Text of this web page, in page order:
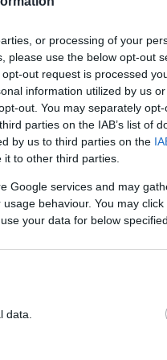
or processing of your
please use the below opt-out
out request is processed
information utilized by us
out. You may separately
parties on the IAB’s list of
by us to third parties on the
to other third parties.
Google services and may
behaviour. You may
your data for below
data.
ένα ακόμη βήμα
και
και μακροχρόνιος.